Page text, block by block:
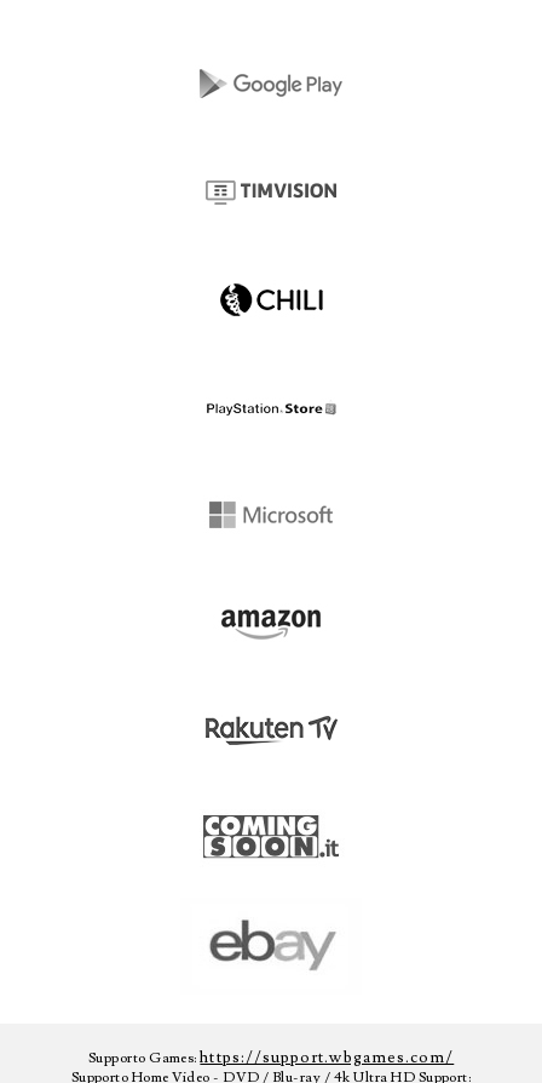
Supporto Games:https://support.wbgames.com/
Supporto Home Video - DVD / Blu-ray / 4k Ultra HD Support: